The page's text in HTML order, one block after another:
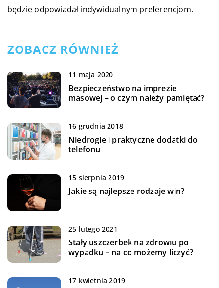
będzie odpowiadał indywidualnym preferencjom.
ZOBACZ RÓWNIEŻ
11 maja 2020
Bezpieczeństwo na imprezie
masowej – o czym należy pamiętać?
16 grudnia 2018
Niedrogie i praktyczne dodatki do
telefonu
15 sierpnia 2019
Jakie są najlepsze rodzaje win?
25 lutego 2021
Stały uszczerbek na zdrowiu po
wypadku – na co możemy liczyć?
17 kwietnia 2019